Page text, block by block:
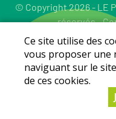
© Copyright 2026 - LE
réservés -
Ce site utilise des
vous proposer une
naviguant sur le
de ces cookies.